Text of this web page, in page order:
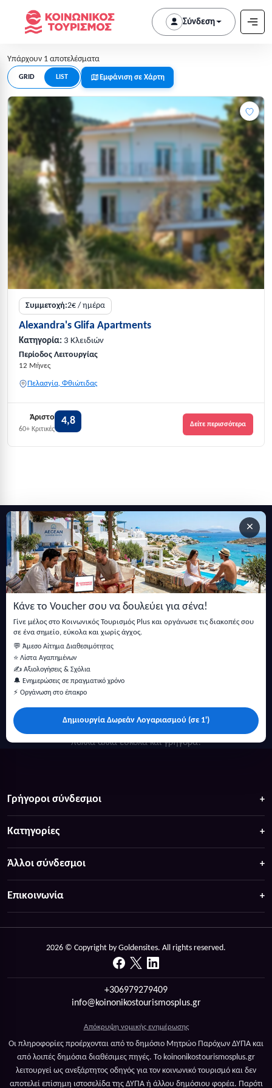
Σύνδεση
Υπάρχουν 1 αποτελέσματα
GRID LIST Εμφάνιση σε Χάρτη
Συμμετοχή:2€ / ημέρα
Alexandra's Glifa Apartments
Κατηγορία: 3 Κλειδιών
Περίοδος Λειτουργίας
12 Μήνες
Πελασγία, Φθιώτιδας
Άριστο
60+ Κριτικές
4,8 Δείτε περισσότερα
×
Κάνε το Voucher σου να δουλεύει για σένα!
Γίνε μέλος στο Κοινωνικός Τουρισμός Plus και οργάνωσε τις διακοπές σου
σε ένα σημείο, εύκολα και χωρίς άγχος.
💬 Άμεσο Αίτημα Διαθεσιμότητας
⭐ Λίστα Αγαπημένων
✍️ Αξιολογήσεις & Σχόλια
🔔 Ενημερώσεις σε πραγματικό χρόνο
⚡ Οργάνωση στο έπακρο
Δημιουργία Δωρεάν Λογαριασμού (σε 1')
Εγγραφείτε στο newsletter μας
Μείνετε ενημερωμένοι με τις τελευταίες ειδήσεις, ανακοινώσεις
και άρθρα.
πολλά άλλα ευκολα και γρήγορα!
Γρήγοροι σύνδεσμοι
Κατηγορίες
Άλλοι σύνδεσμοι
Επικοινωνία
2026 © Copyright by Goldensites. All rights reserved.
+306979279409
info@koinonikostourismosplus.gr
Απόκρυψη νομικής ενημέρωσης
Οι πληροφορίες προέρχονται από το δημόσιο Μητρώο Παρόχων ΔΥΠΑ και
από λοιπές δημόσια διαθέσιμες πηγές. Το koinonikostourismosplus.gr
λειτουργεί ως ανεξάρτητος οδηγός για τον κοινωνικό τουρισμό και δεν
αποτελεί επίσημη ιστοσελίδα της ΔΥΠΑ ή άλλου δημόσιου φορέα. Παρότι